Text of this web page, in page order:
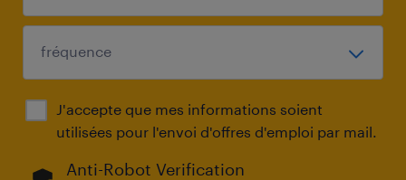
J'accepte que mes informations soient
utilisées pour l'envoi d'offres d'emploi par mail.
Anti-Robot Verification